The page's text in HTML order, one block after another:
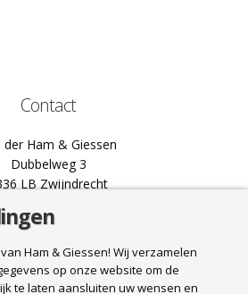
Contact
der Ham & Giessen
Dubbelweg 3
LB Zwijndrecht
Ham & Giessen! Wij verzamelen
op onze website om de
te laten aansluiten uw wensen en